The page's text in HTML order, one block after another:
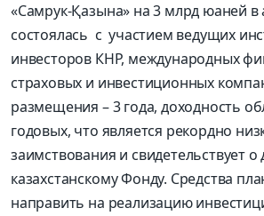
«Самрук-Қазына» на 3 млрд юаней в
состоялась с участием ведущих
инвесторов КНР, международных
страховых и инвестиционных
размещения – 3 года, доходность
годовых, что является рекордно
заимствования и свидетельствует
казахстанскому Фонду. Средства
направить на реализацию